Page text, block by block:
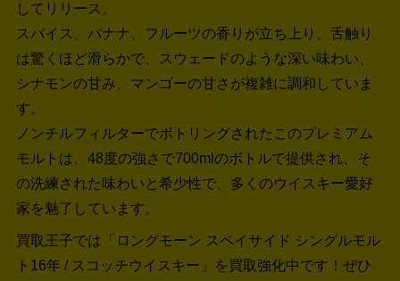
してリリース。
スパイス、バナナ、フルーツの香りが立ち上り、舌触り
は驚くほど滑らかで、スウェードのような深い味わい、
シナモンの甘み、マンゴーの甘さが複雑に調和していま
す。
ノンチルフィルターでボトリングされたこのプレミアム
モルトは、48度の強さで700mlのボトルで提供され、そ
の洗練された味わいと希少性で、多くのウイスキー愛好
家を魅了しています。
買取王子では「ロングモーン スペイサイド シングルモル
ト16年 / スコッチウイスキー」を買取強化中です！ ぜひ